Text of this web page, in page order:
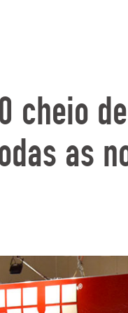
cheio
as